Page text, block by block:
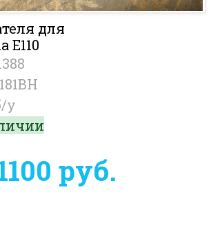
для
E110
у
руб.